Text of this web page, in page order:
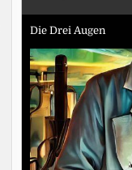
Die Drei Augen